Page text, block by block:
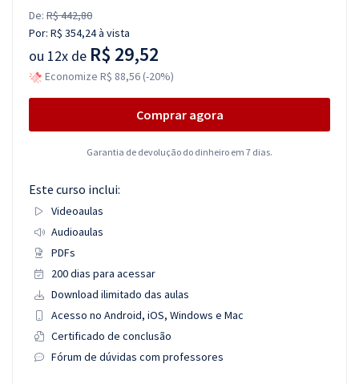
De: R$ 442,80
Por: R$ 354,24à vista
ou 12x de R$ 29,52
Economize R$ 88,56 (-20%)
Comprar agora
Garantia de devolução do dinheiro em 7 dias.
Este curso inclui:
Videoaulas
Audioaulas
PDFs
200 dias para acessar
Download ilimitado das aulas
Acesso no Android, iOS, Windows e Mac
Certificado de conclusão
Fórum de dúvidas com professores